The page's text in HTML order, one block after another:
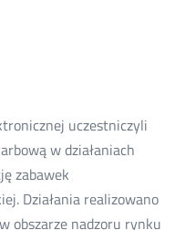
uczestniczyli
w działaniach
zabawek
Działania realizowano
obszarze nadzoru rynku